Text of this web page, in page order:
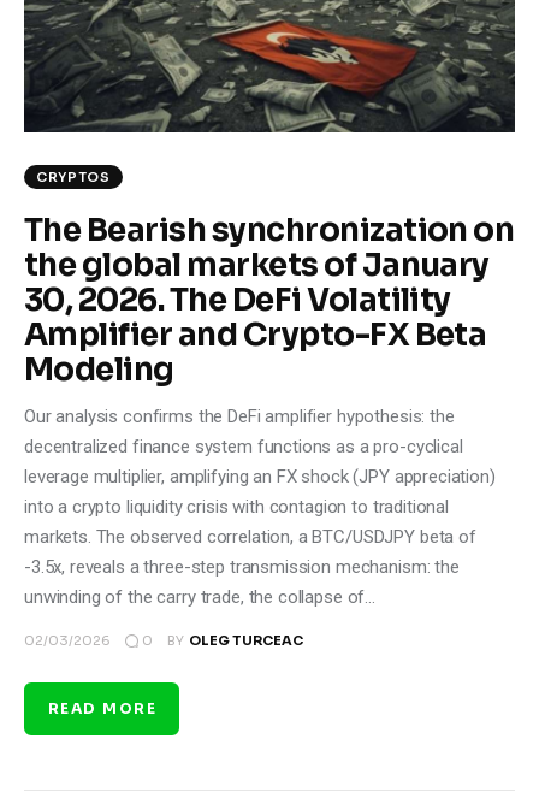
Climate
Markets
Tech
Shop
CRYPTOS
The Bearish synchronization on
the global markets of January
30, 2026. The DeFi Volatility
Amplifier and Crypto-FX Beta
Modeling
Our analysis confirms the DeFi amplifier hypothesis: the
decentralized finance system functions as a pro-cyclical
leverage multiplier, amplifying an FX shock (JPY appreciation)
into a crypto liquidity crisis with contagion to traditional
markets. The observed correlation, a BTC/USDJPY beta of
-3.5x, reveals a three-step transmission mechanism: the
unwinding of the carry trade, the collapse of…
02/03/2026 0 BY OLEG TURCEAC
READ MORE